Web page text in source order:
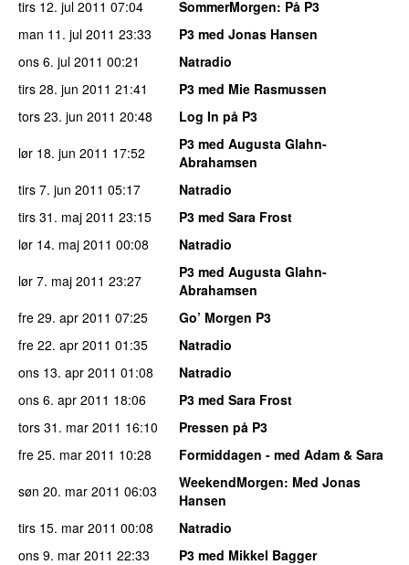
tirs 12. jul 2011 07:04 SommerMorgen: På P3
man 11. jul 2011 23:33
P3 med Jonas Hansen
ons 6. jul 2011 00:21
Natradio
tirs 28. jun 2011 21:41
P3 med Mie Rasmussen
tors 23. jun 2011 20:48
Log In på P3
lør 18. jun 2011 17:52
P3 med Augusta Glahn-
Abrahamsen
tirs 7. jun 2011 05:17
Natradio
tirs 31. maj 2011 23:15
P3 med Sara Frost
lør 14. maj 2011 00:08
Natradio
lør 7. maj 2011 23:27
P3 med Augusta Glahn-
Abrahamsen
fre 29. apr 2011 07:25
Go’ Morgen P3
fre 22. apr 2011 01:35
Natradio
ons 13. apr 2011 01:08
Natradio
ons 6. apr 2011 18:06
P3 med Sara Frost
tors 31. mar 2011 16:10
Pressen på P3
fre 25. mar 2011 10:28
Formiddagen - med Adam & Sara
søn 20. mar 2011 06:03 WeekendMorgen: Med Jonas
Hansen
tirs 15. mar 2011 00:08
Natradio
ons 9. mar 2011 22:33
P3 med Mikkel Bagger